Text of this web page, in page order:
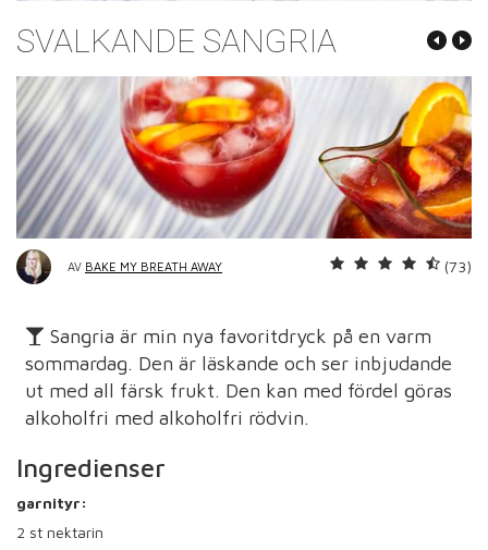
SVALKANDE SANGRIA
AV BAKE MY BREATH AWAY (73)
Sangria är min nya favoritdryck på en varm
sommardag. Den är läskande och ser inbjudande
ut med all färsk frukt. Den kan med fördel göras
alkoholfri med alkoholfri rödvin.
Ingredienser
garnityr:
2 st nektarin